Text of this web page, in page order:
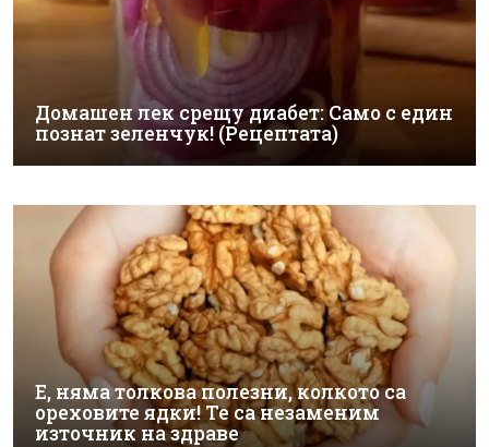
Домашен лек срещу диабет: Само с един
познат зеленчук! (Рецептата)
Е, няма толкова полезни, колкото са
ореховите ядки! Те са незаменим
източник на здраве